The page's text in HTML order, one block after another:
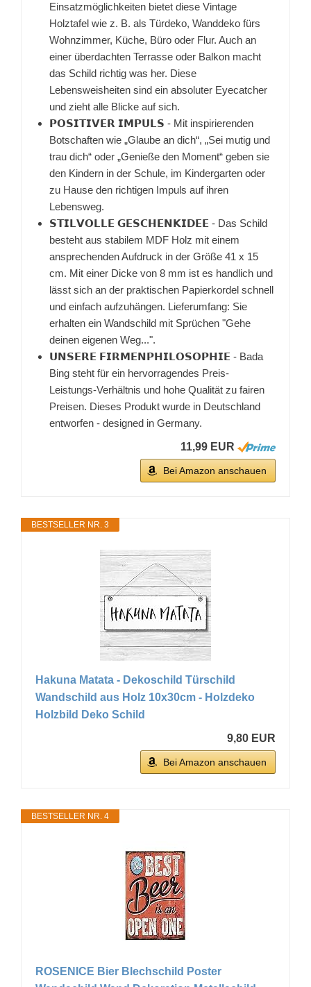
Einsatzmöglichkeiten bietet diese Vintage
Holztafel wie z. B. als Türdeko, Wanddeko fürs
Wohnzimmer, Küche, Büro oder Flur. Auch an
einer überdachten Terrasse oder Balkon macht
das Schild richtig was her. Diese
Lebensweisheiten sind ein absoluter Eyecatcher
und zieht alle Blicke auf sich.
𝗣𝗢𝗦𝗜𝗧𝗜𝗩𝗘𝗥 𝗜𝗠𝗣𝗨𝗟𝗦 - Mit inspirierenden
Botschaften wie „Glaube an dich“, „Sei mutig und
trau dich“ oder „Genieße den Moment“ geben sie
den Kindern in der Schule, im Kindergarten oder
zu Hause den richtigen Impuls auf ihren
Lebensweg.
𝗦𝗧𝗜𝗟𝗩𝗢𝗟𝗟𝗘 𝗚𝗘𝗦𝗖𝗛𝗘𝗡𝗞𝗜𝗗𝗘𝗘 - Das Schild
besteht aus stabilem MDF Holz mit einem
ansprechenden Aufdruck in der Größe 41 x 15
cm. Mit einer Dicke von 8 mm ist es handlich und
lässt sich an der praktischen Papierkordel schnell
und einfach aufzuhängen. Lieferumfang: Sie
erhalten ein Wandschild mit Sprüchen "Gehe
deinen eigenen Weg...".
𝗨𝗡𝗦𝗘𝗥𝗘 𝗙𝗜𝗥𝗠𝗘𝗡𝗣𝗛𝗜𝗟𝗢𝗦𝗢𝗣𝗛𝗜𝗘 - Bada
Bing steht für ein hervorragendes Preis-
Leistungs-Verhältnis und hohe Qualität zu fairen
Preisen. Dieses Produkt wurde in Deutschland
entworfen - designed in Germany.
11,99 EUR
Bei Amazon anschauen
BESTSELLER NR. 3
Hakuna Matata - Dekoschild Türschild
Wandschild aus Holz 10x30cm - Holzdeko
Holzbild Deko Schild
9,80 EUR
Bei Amazon anschauen
BESTSELLER NR. 4
ROSENICE Bier Blechschild Poster